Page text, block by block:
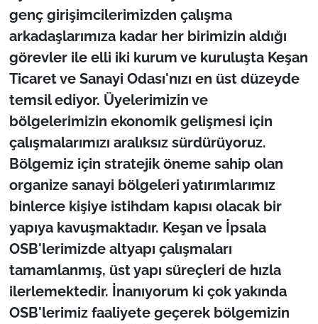
genç girişimcilerimizden çalışma
arkadaşlarımıza kadar her birimizin aldığı
görevler ile elli iki kurum ve kuruluşta Keşan
Ticaret ve Sanayi Odası'nızı en üst düzeyde
temsil ediyor. Üyelerimizin ve
bölgelerimizin ekonomik gelişmesi için
çalışmalarımızı aralıksız sürdürüyoruz.
Bölgemiz için stratejik öneme sahip olan
organize sanayi bölgeleri yatırımlarımız
binlerce kişiye istihdam kapısı olacak bir
yapıya kavuşmaktadır. Keşan ve İpsala
OSB'lerimizde altyapı çalışmaları
tamamlanmış, üst yapı süreçleri de hızla
ilerlemektedir. İnanıyorum ki çok yakında
OSB'lerimiz faaliyete geçerek bölgemizin